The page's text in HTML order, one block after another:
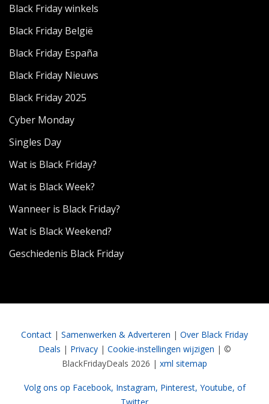
Black Friday winkels
Black Friday België
Black Friday España
Black Friday Nieuws
Black Friday 2025
Cyber Monday
Singles Day
Wat is Black Friday?
Wat is Black Week?
Wanneer is Black Friday?
Wat is Black Weekend?
Geschiedenis Black Friday
Contact | Samenwerken & Adverteren | Over Black Friday
Deals | Privacy| Cookie-instellingen wijzigen | ©
BlackFridayDeals 2026 | xml sitemap
Volg ons op Facebook, Instagram, Pinterest, Youtube, of